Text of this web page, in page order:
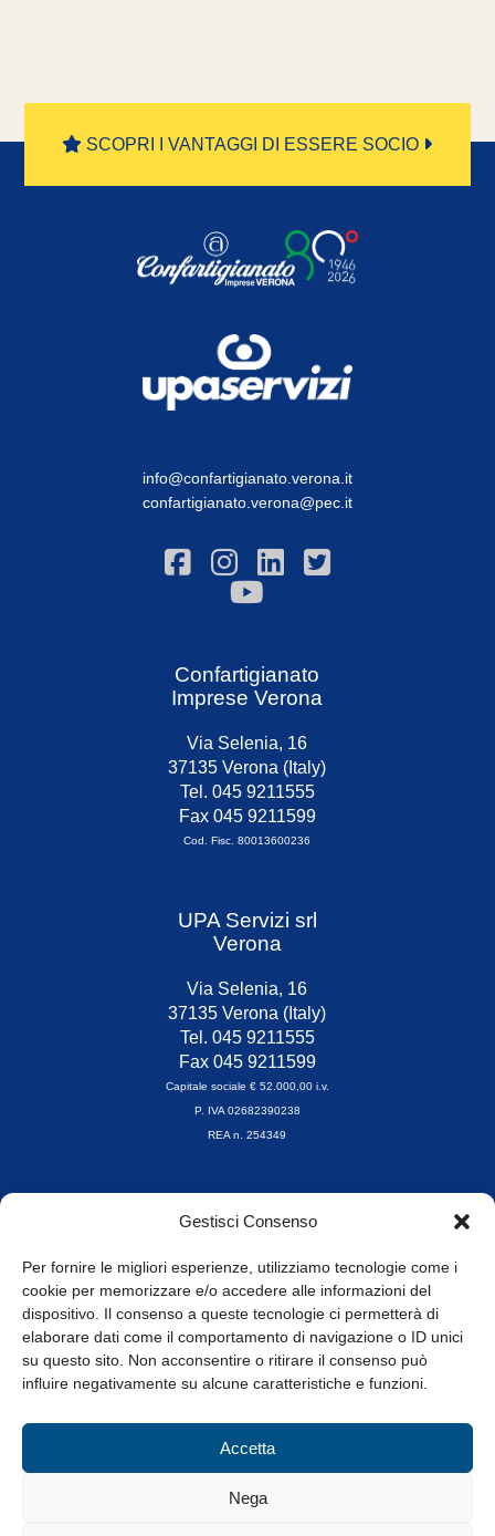
Gestisci Consenso
Per fornire le migliori esperienze, utilizziamo tecnologie come i
cookie per memorizzare e/o accedere alle informazioni del
dispositivo. Il consenso a queste tecnologie ci permetterà di
elaborare dati come il comportamento di navigazione o ID unici
su questo sito. Non acconsentire o ritirare il consenso può
influire negativamente su alcune caratteristiche e funzioni.
Accetta
Nega
SCOPRI I VANTAGGI DI ESSERE SOCIO
info@confartigianato.verona.it
confartigianato.verona@pec.it
Confartigianato
Imprese Verona
Via Selenia, 16
37135 Verona (Italy)
Tel. 045 9211555
Fax 045 9211599
Cod. Fisc. 80013600236
UPA Servizi srl
Verona
Via Selenia, 16
37135 Verona (Italy)
Tel. 045 9211555
Fax 045 9211599
Capitale sociale € 52.000,00 i.v.
P. IVA 02682390238
REA n. 254349
Orari di apertura
8.30-13.00 / 14.00-17.30
Whistleblowing
© Tutti i diritti riservati
Privacy Policy e Cookie|Informativa Cookie